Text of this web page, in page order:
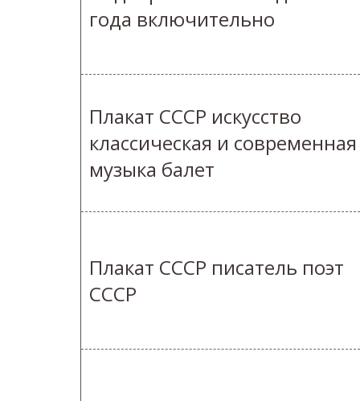
года включительно
Плакат СССР искусство
классическая и современная
музыка балет
Плакат СССР писатель поэт
СССР